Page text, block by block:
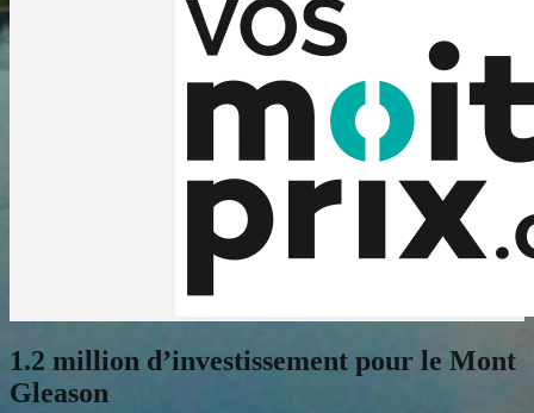
1.2 million d’investissement pour le Mont
Gleason